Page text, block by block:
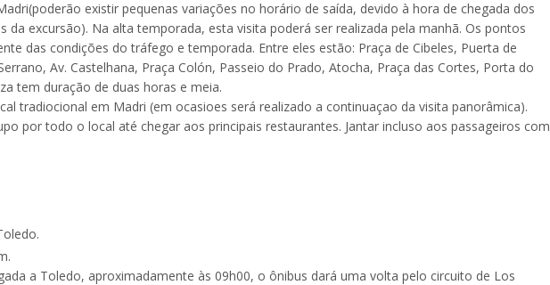
existir pequenas variações no horário de saída, devido à hora de chegada dos
da excursão). Na alta temporada, esta visita poderá ser realizada pela manhã. Os pontos
das condições do tráfego e temporada. Entre eles estão: Praça de Cibeles, Puerta de
Av. Castelhana, Praça Colón, Passeio do Prado, Atocha, Praça das Cortes, Porta do
tem duração de duas horas e meia.
tradiocional em Madri (em ocasioes será realizado a continuaçao da visita panorâmica).
por todo o local até chegar aos principais restaurantes. Jantar incluso aos passageiros com
a Toledo, aproximadamente às 09h00, o ônibus dará uma volta pelo circuito de Los